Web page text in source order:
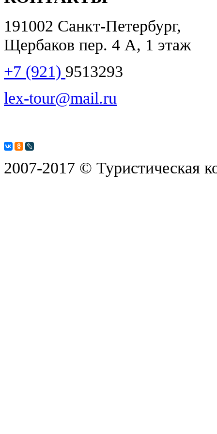
191002 Санкт-Петербург,
Щербаков пер. 4 А, 1 этаж
+7 (921) 9513293
lex-tour@mail.ru
2007-2017 © Туристическая